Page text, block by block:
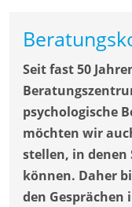
Seit fast 50
psychologische
möchten wir
stellen, in denen
können. Daher
den Gesprächen